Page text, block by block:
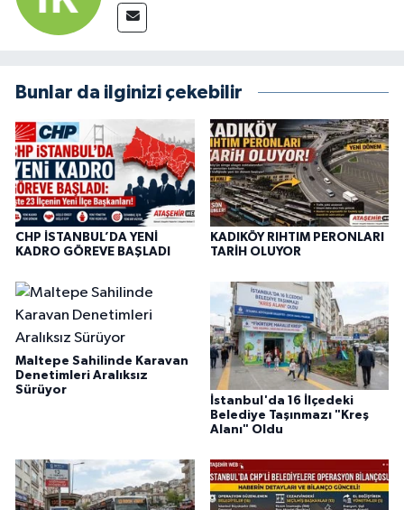
Bunlar da ilginizi çekebilir
CHP İSTANBUL’DA YENİ
KADRO GÖREVE BAŞLADI
KADIKÖY RIHTIM PERONLARI
TARİH OLUYOR
Maltepe Sahilinde Karavan
Denetimleri Aralıksız
Sürüyor
İstanbul'da 16 İlçedeki
Belediye Taşınmazı "Kreş
Alanı" Oldu